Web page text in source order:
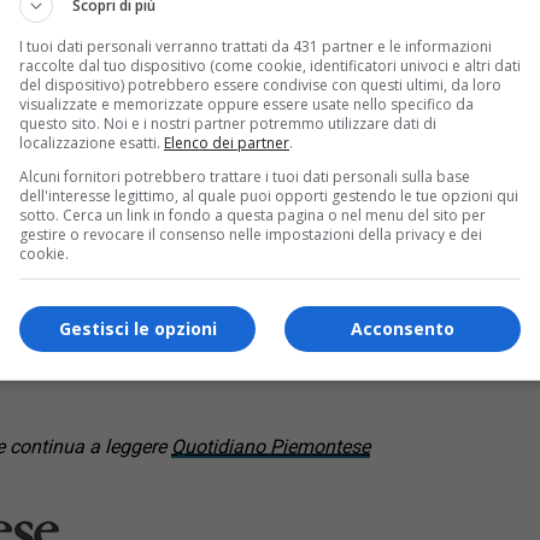
massa a pieno carico superiore a 3,5 tonnellate e limite di
della provincia in seguito ai sopralluoghi effettuati dai
continua a leggere Quotidiano Piemontese
Scopri di più
I tuoi dati personali verranno trattati da 431 partner e le informazioni
raccolte dal tuo dispositivo (come cookie, identificatori univoci e altri dati
del dispositivo) potrebbero essere condivise con questi ultimi, da loro
visualizzate e memorizzate oppure essere usate nello specifico da
questo sito. Noi e i nostri partner potremmo utilizzare dati di
localizzazione esatti. Elenco dei partner.
Alcuni fornitori potrebbero trattare i tuoi dati personali sulla base
dell'interesse legittimo, al quale puoi opporti gestendo le tue opzioni qui
sotto. Cerca un link in fondo a questa pagina o nel menu del sito per
gestire o revocare il consenso nelle impostazioni della privacy e dei
cookie.
Acconsento
Gestisci le opzioni